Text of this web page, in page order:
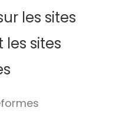
les sites
les sites